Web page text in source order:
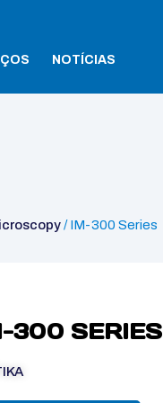
NOTÍCIAS
/ IM-300 Series
300 SERIES